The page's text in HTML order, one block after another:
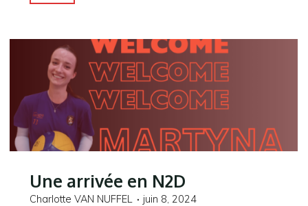
Une arrivée en N2D
Charlotte VAN NUFFEL
juin 8, 2024